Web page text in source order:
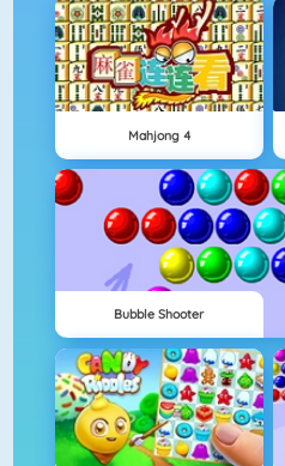
Mahjong 4
Bubble Shooter